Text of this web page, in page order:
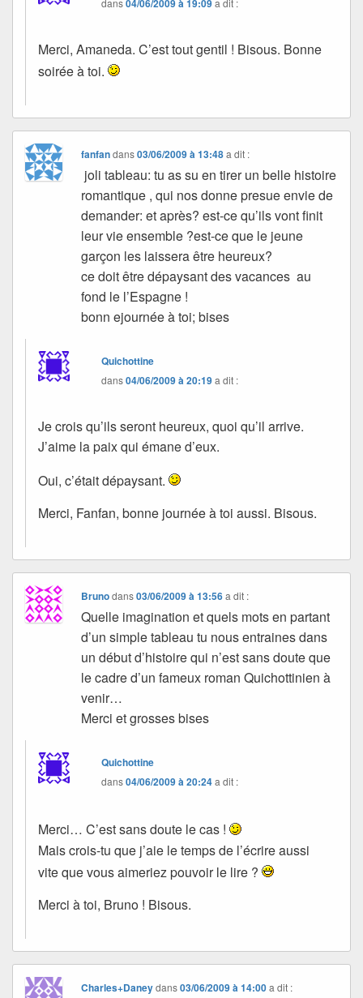
Merci, Amaneda. C’est tout gentil ! Bisous. Bonne
soirée à toi.
fanfandans03/06/2009 à 13:48 a dit :
joli tableau: tu as su en tirer un belle histoire
romantique , qui nos donne presue envie de
demander: et après? est-ce qu’ils vont finit
leur vie ensemble ?est-ce que le jeune
garçon les laissera être heureux?
ce doit être dépaysant des vacances au
fond le l’Espagne !
bonn ejournée à toi; bises
Quichottine
dans04/06/2009 à 20:19a dit :
Je crois qu’ils seront heureux, quoi qu’il arrive.
J’aime la paix qui émane d’eux.
Oui, c’était dépaysant.
Merci, Fanfan, bonne journée à toi aussi. Bisous.
Brunodans03/06/2009 à 13:56 a dit :
Quelle imagination et quels mots en partant
d’un simple tableau tu nous entraines dans
un début d’histoire qui n’est sans doute que
le cadre d’un fameux roman Quichottinien à
venir…
Merci et grosses bises
Quichottine
dans04/06/2009 à 20:24a dit :
Merci… C’est sans doute le cas !
Mais crois-tu que j’aie le temps de l’écrire aussi
vite que vous aimeriez pouvoir le lire ?
Merci à toi, Bruno ! Bisous.
Charles+Daneydans03/06/2009 à 14:00 a dit :